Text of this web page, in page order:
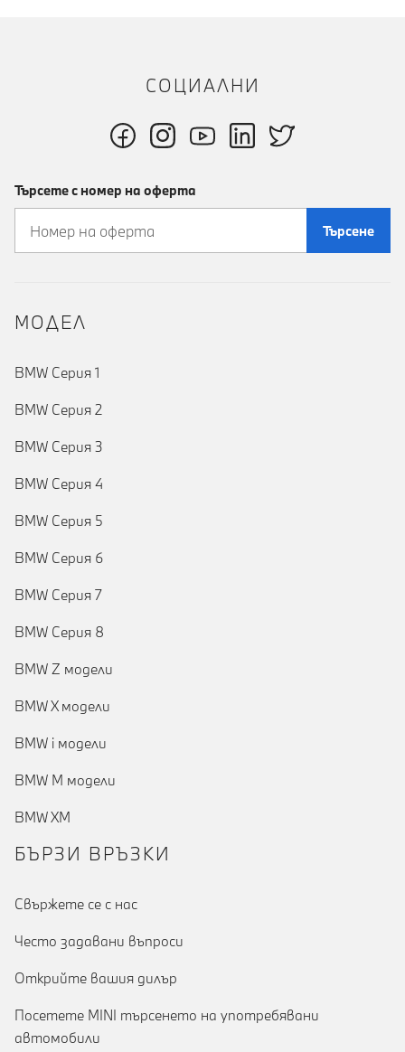
СОЦИАЛНИ
Търсете с номер на оферта
Търсене
MOДЕЛ
BMW Серия 1
BMW Серия 2
BMW Серия 3
BMW Серия 4
BMW Серия 5
BMW Серия 6
BMW Серия 7
BMW Серия 8
BMW Z модели
BMW X модели
BMW i модели
BMW M модели
BMW XM
БЪРЗИ ВРЪЗКИ
Cвържете се с нас
Често задавани въпроси
Открийте вашия дилър
Посетете MINI търсенето на употребявани
автомобили